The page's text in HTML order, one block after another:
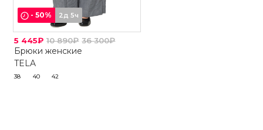
-50% 2д 5ч
5 445₽ 10 890₽ 36 300₽
Брюки женские
TELA
38 40 42